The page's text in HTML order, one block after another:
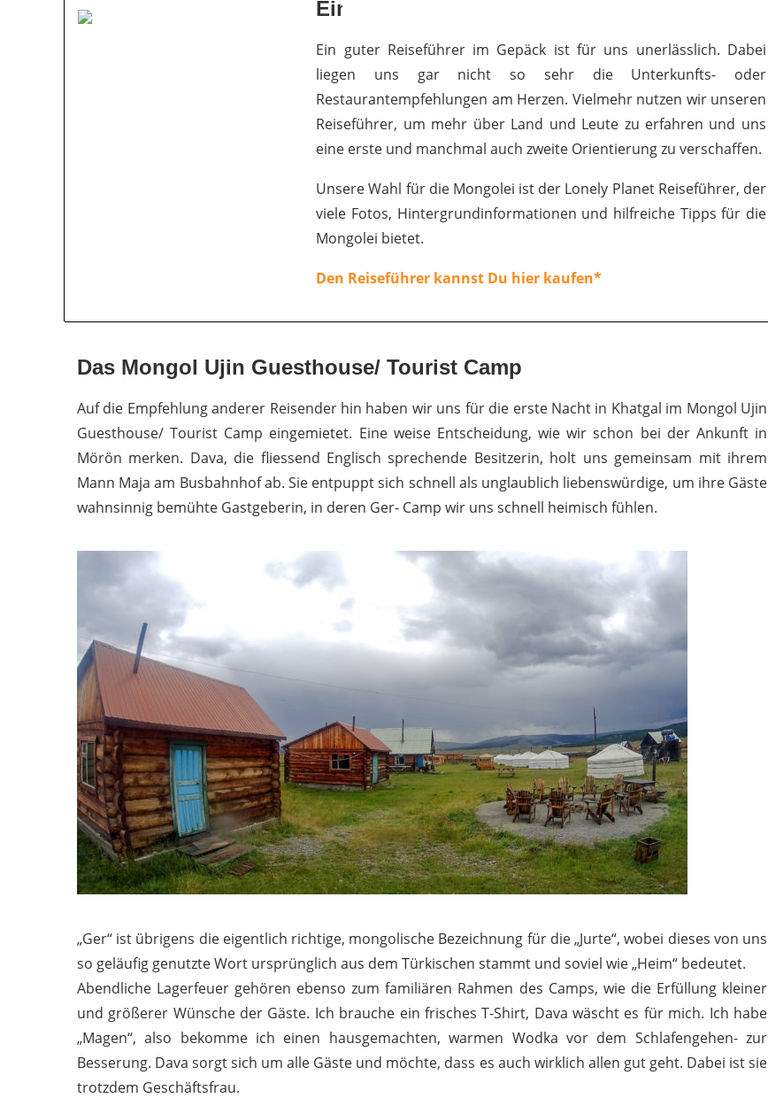
Ein guter Reiseführer gehört ins Gepäck
Ein guter Reiseführer im Gepäck ist für uns unerlässlich. Dabei
liegen uns gar nicht so sehr die Unterkunfts- oder
Restaurantempfehlungen am Herzen. Vielmehr nutzen wir unseren
Reiseführer, um mehr über Land und Leute zu erfahren und uns
eine erste und manchmal auch zweite Orientierung zu verschaffen.
Unsere Wahl für die Mongolei ist der Lonely Planet Reiseführer, der
viele Fotos, Hintergrundinformationen und hilfreiche Tipps für die
Mongolei bietet.
Den Reiseführer kannst Du hier kaufen*
Das Mongol Ujin Guesthouse/ Tourist Camp
Auf die Empfehlung anderer Reisender hin haben wir uns für die erste Nacht in Khatgal im Mongol Ujin
Guesthouse/ Tourist Camp eingemietet. Eine weise Entscheidung, wie wir schon bei der Ankunft in
Mörön merken. Dava, die fliessend Englisch sprechende Besitzerin, holt uns gemeinsam mit ihrem
Mann Maja am Busbahnhof ab. Sie entpuppt sich schnell als unglaublich liebenswürdige, um ihre Gäste
wahnsinnig bemühte Gastgeberin, in deren Ger- Camp wir uns schnell heimisch fühlen.
„Ger“ ist übrigens die eigentlich richtige, mongolische Bezeichnung für die „Jurte“, wobei dieses von uns
so geläufig genutzte Wort ursprünglich aus dem Türkischen stammt und soviel wie „Heim“ bedeutet.
Abendliche Lagerfeuer gehören ebenso zum familiären Rahmen des Camps, wie die Erfüllung kleiner
und größerer Wünsche der Gäste. Ich brauche ein frisches T-Shirt, Dava wäscht es für mich. Ich habe
„Magen“, also bekomme ich einen hausgemachten, warmen Wodka vor dem Schlafengehen- zur
Besserung. Dava sorgt sich um alle Gäste und möchte, dass es auch wirklich allen gut geht. Dabei ist sie
trotzdem Geschäftsfrau.